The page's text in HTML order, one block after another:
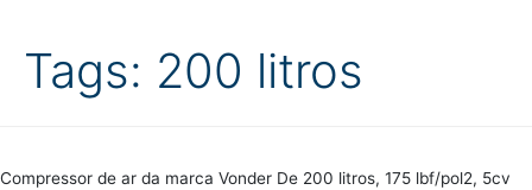
Tags: 200 litros
Compressor de ar da marca Vonder De 200 litros, 175 lbf/pol2, 5cv